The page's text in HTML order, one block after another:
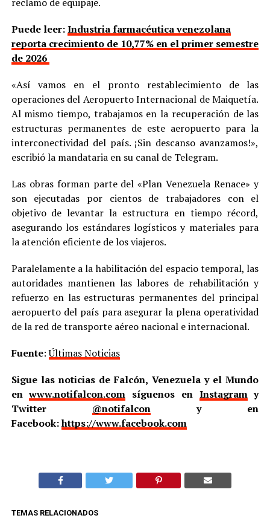
Puede leer:Industria farmacéutica venezolana
reporta crecimiento de 10,77% en el primer semestre
de 2026
«Así vamos en el pronto restablecimiento de las
operaciones del Aeropuerto Internacional de Maiquetía.
Al mismo tiempo, trabajamos en la recuperación de las
estructuras permanentes de este aeropuerto para la
interconectividad del país. ¡Sin descanso avanzamos!»,
escribió la mandataria en su canal de Telegram.
Las obras forman parte del «Plan Venezuela Renace» y
son ejecutadas por cientos de trabajadores con el
objetivo de levantar la estructura en tiempo récord,
asegurando los estándares logísticos y materiales para
la atención eficiente de los viajeros.
Paralelamente a la habilitación del espacio temporal, las
autoridades mantienen las labores de rehabilitación y
refuerzo en las estructuras permanentes del principal
aeropuerto del país para asegurar la plena operatividad
de la red de transporte aéreo nacional e internacional.
Fuente:Últimas Noticias
Sigue las noticias de Falcón, Venezuela y el Mundo
enwww.notifalcon.com síguenos en Instagramy
Twitter @notifalcony en
Facebook:https://www.facebook.com
TEMAS RELACIONADOS